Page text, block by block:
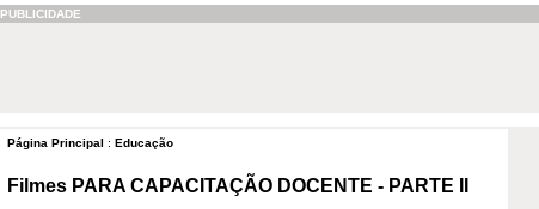
PUBLICIDADE
Página Principal : Educação
Filmes PARA CAPACITAÇÃO DOCENTE - PARTE II